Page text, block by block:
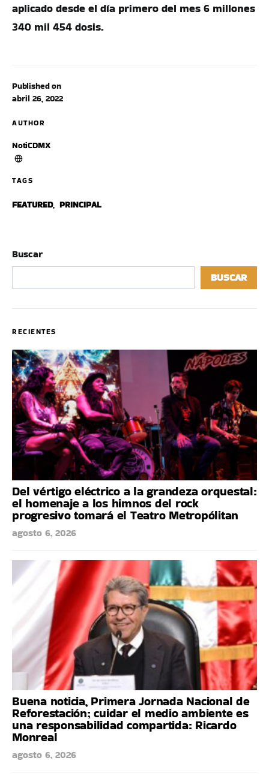
Published on
abril 26, 2022
AUTHOR
NotiCDMX
TAGS
FEATURED, PRINCIPAL
aplicado desde el día primero del mes 6 millones
340 mil 454 dosis.
Buscar
BUSCAR
RECIENTES
Del vértigo eléctrico a la grandeza orquestal:
el homenaje a los himnos del rock
progresivo tomará el Teatro Metropólitan
agosto 6, 2026
Buena noticia, Primera Jornada Nacional de
Reforestación; cuidar el medio ambiente es
una responsabilidad compartida: Ricardo
Monreal
agosto 6, 2026